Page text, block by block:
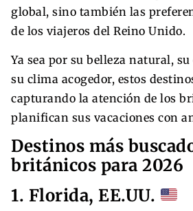
global, sino también las
de los viajeros del Reino Unido.
Ya sea por su belleza natural,
su clima acogedor, estos
capturando la atención de los
planifican sus vacaciones con
Destinos más
británicos para 2026
1. Florida, EE.UU.